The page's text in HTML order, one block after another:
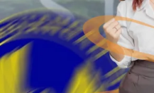
OUR